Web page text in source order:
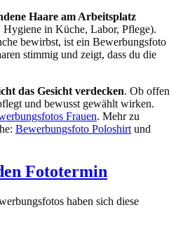
Haare am Arbeitsplatz
in Küche, Labor, Pflege).
bewirbst, ist ein Bewerbungsfoto
stimmig und zeigt, dass du die
das Gesicht verdecken. Ob offen
und bewusst gewählt wirken.
Frauen. Mehr zu
Bewerbungsfoto Poloshirt und
Fototermin
haben sich diese